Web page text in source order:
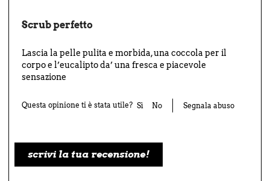
Scrub perfetto
Lascia la pelle pulita e morbida, una coccola per il
corpo e l’eucalipto da’ una fresca e piacevole
sensazione
Questa opinione ti è stata utile? Sì No Segnala abuso
scrivi la tua recensione!